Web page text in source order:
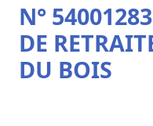
N°
DE
DU BOIS